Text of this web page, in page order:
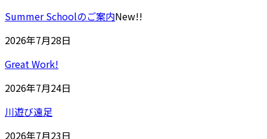
Summer Schoolのご案内New!!
2026年7月28日
Great Work!
2026年7月24日
川遊び遠足
2026年7月23日